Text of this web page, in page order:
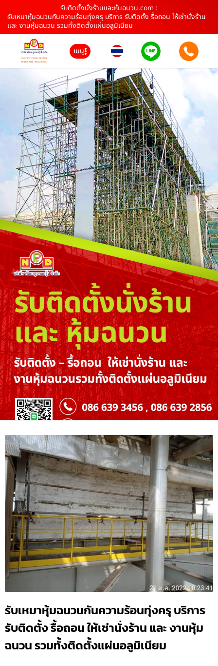
รับติดตั้งนั่งร้านและหุ้มฉนวน.com :
รับเหมาหุ้มฉนวนกันความร้อนทุ่งครุ บริการ รับติดตั้ง รื้อถอน ให้เช่านั่งร้าน
และ งานหุ้มฉนวน รวมทั้งติดตั้งแผ่นอลูมิเนียม
เมนู
รับเหมาหุ้มฉนวนกันความร้อนทุ่งครุ บริการ
รับติดตั้ง รื้อถอน ให้เช่านั่งร้าน และ งานหุ้ม
ฉนวน รวมทั้งติดตั้งแผ่นอลูมิเนียม